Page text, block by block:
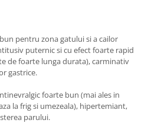
pentru zona gatului si a cailor
puternic si cu efect foarte rapid
de foarte lunga durata), carminativ
gastrice.
foarte bun (mai ales in
la frig si umezeala), hipertemiant,
parului.